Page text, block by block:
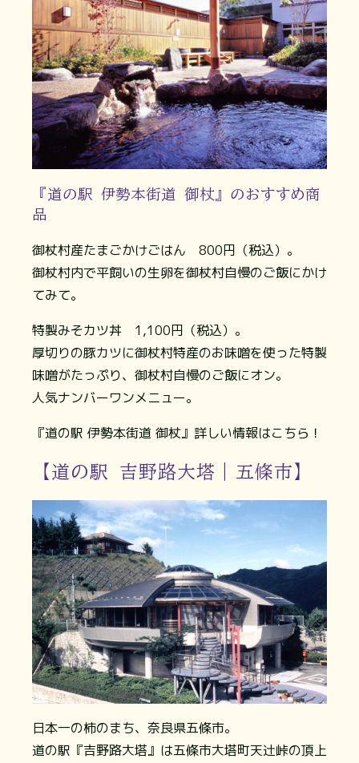
『道の駅 伊勢本街道 御杖』のおすすめ商
品
御杖村産たまごかけごはん 800円（税込）。
御杖村内で平飼いの生卵を御杖村自慢のご飯にかけ
てみて。
特製みそカツ丼 1,100円（税込）。
厚切りの豚カツに御杖村特産のお味噌を使った特製
味噌がたっぷり、御杖村自慢のご飯にオン。
人気ナンバーワンメニュー。
『道の駅 伊勢本街道 御杖』詳しい情報はこちら！
【道の駅 吉野路大塔｜五條市】
日本一の柿のまち、奈良県五條市。
道の駅『吉野路大塔』は五條市大塔町天辻峠の頂上